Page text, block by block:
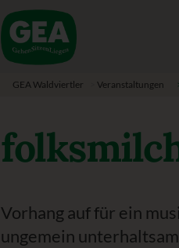
GEA Waldviertler Veranstaltungen
Vorhang auf für ein
ungemein